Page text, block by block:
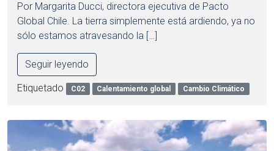
Por Margarita Ducci, directora ejecutiva de Pacto
Global Chile. La tierra simplemente está ardiendo, ya no
sólo estamos atravesando la […]
Seguir leyendo
Etiquetado C02 Calentamiento global Cambio Climático